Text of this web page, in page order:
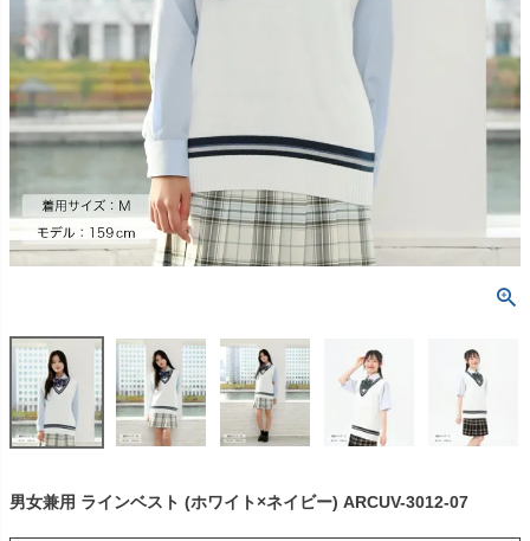
男女兼用 ラインベスト (ホワイト×ネイビー) ARCUV-3012-07